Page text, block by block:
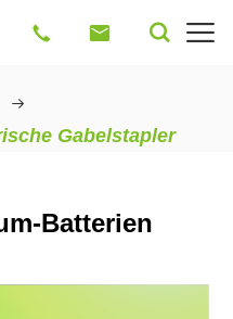
   
Gabelstapler
Batterien